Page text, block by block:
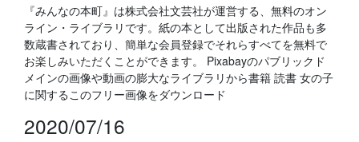
『みんなの本町』は株式会社文芸社が運営する、無料のオン
ライン・ライブラリです。紙の本として出版された作品も多
数蔵書されており、簡単な会員登録でそれらすべてを無料で
お楽しみいただくことができます。 Pixabayのパブリックド
メインの画像や動画の膨大なライブラリから書籍 読書 女の子
に関するこのフリー画像をダウンロード
2020/07/16